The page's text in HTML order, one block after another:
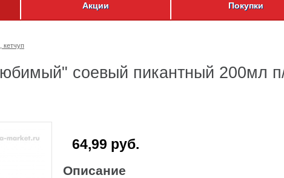
Акции Покупки
кетчуп
соевый пикантный 200мл
64,99 руб.
Описание